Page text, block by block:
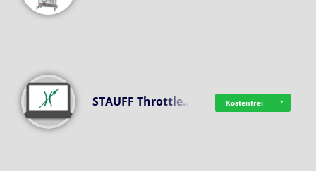
STAUFF Throttle… Kostenfrei